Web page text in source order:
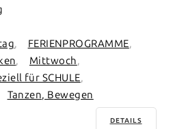
FERIENPROGRAMME
Mittwoch
für SCHULE
Tanzen, Bewegen
DETAILS